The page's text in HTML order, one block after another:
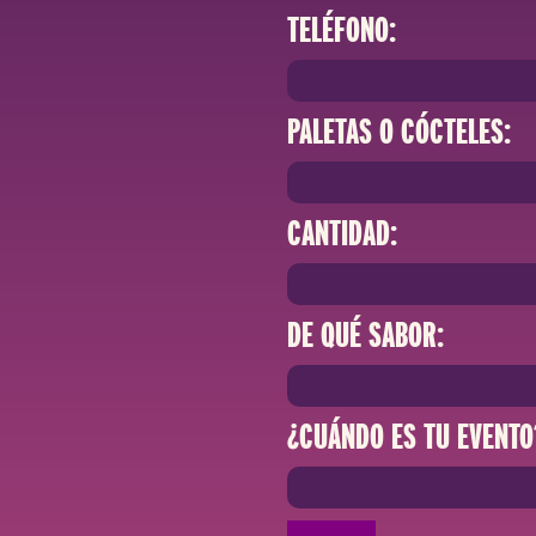
TELÉFONO:
PALETAS O CÓCTELES:
CANTIDAD:
DE QUÉ SABOR:
¿CUÁNDO ES TU